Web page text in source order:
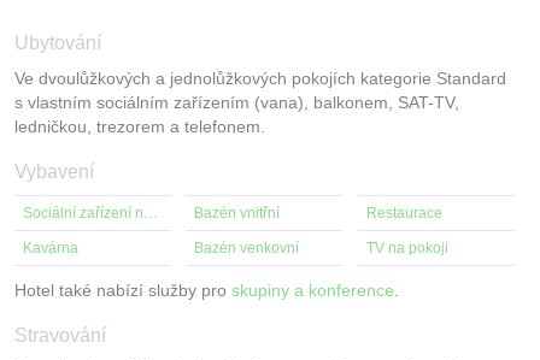
Ubytování
Ve dvoulůžkových a jednolůžkových pokojích kategorie Standard
s vlastním sociálním zařízením (vana), balkonem, SAT-TV,
ledničkou, trezorem a telefonem.
Vybavení
Sociální zařízení na pokoji Bazén vnitřní Restaurace
Kavárna Bazén venkovní TV na pokoji
Hotel také nabízí služby pro skupiny a konference.
Stravování